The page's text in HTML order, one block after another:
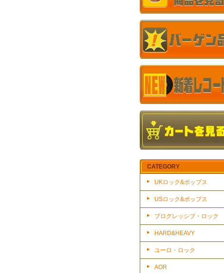
CATEGORY
UKロック&ポップス
USロック&ポップス
プログレッシブ・ロック
HARD&HEAVY
ユーロ・ロック
AOR